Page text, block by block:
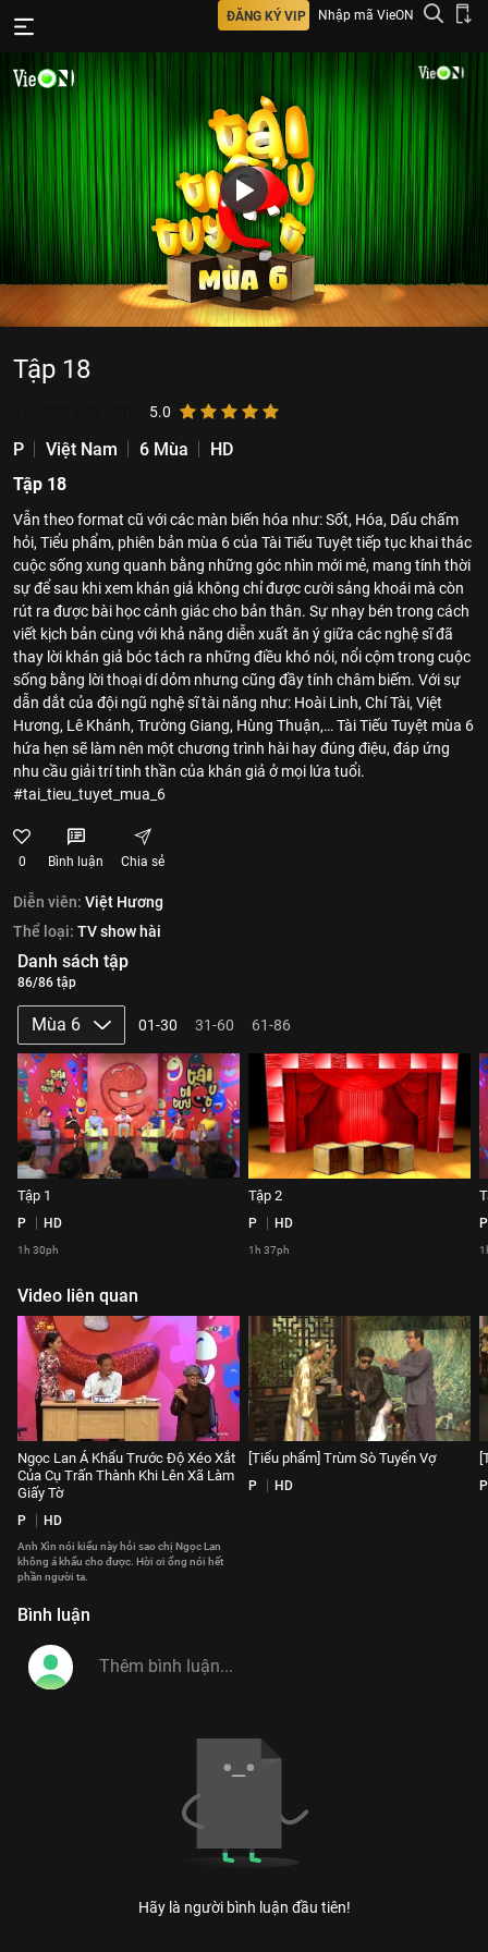
ĐĂNG KÝ VIP Nhập mã VieON
Tập 18
5.0
P Việt Nam 6 Mùa
HD
Tập 18
Vẫn theo format cũ với các màn biến hóa như: Sốt, Hóa, Dấu chấm
hỏi, Tiểu phẩm, phiên bản mùa 6 của Tài Tiếu Tuyệt tiếp tục khai thác
cuộc sống xung quanh bằng những góc nhìn mới mẻ, mang tính thời
sự để sau khi xem khán giả không chỉ được cười sảng khoái mà còn
rút ra được bài học cảnh giác cho bản thân. Sự nhạy bén trong cách
viết kịch bản cùng với khả năng diễn xuất ăn ý giữa các nghệ sĩ đã
thay lời khán giả bóc tách ra những điều khó nói, nổi cộm trong cuộc
sống bằng lời thoại dí dỏm nhưng cũng đầy tính châm biếm. Với sự
dẫn dắt của đội ngũ nghệ sĩ tài năng như: Hoài Linh, Chí Tài, Việt
Hương, Lê Khánh, Trường Giang, Hùng Thuận,… Tài Tiếu Tuyệt mùa 6
hứa hẹn sẽ làm nên một chương trình hài hay đúng điệu, đáp ứng
nhu cầu giải trí tinh thần của khán giả ở mọi lứa tuổi.
#tai_tieu_tuyet_mua_6
0 Bình luận Chia sẻ
Diễn viên: Việt Hương
Thể loại: TV show hài
Danh sách tập
86/86 tập
Mùa 6 01-30 31-60 61-86
Tập 1
P HD
1h 30ph
Tập 2
P HD
1h 37ph
P
Video liên quan
Ngọc Lan Á Khẩu Trước Độ Xéo Xắt
Của Cụ Trấn Thành Khi Lên Xã Làm
Giấy Tờ
P HD
Anh Xìn nói kiểu này hỏi sao chị Ngọc Lan
không á khẩu cho được. Hời ơi ổng nói hết
phần người ta.
[Tiểu phẩm] Trùm Sò Tuyển Vợ
P HD P
Bình luận
Hãy là người bình luận đầu tiên!